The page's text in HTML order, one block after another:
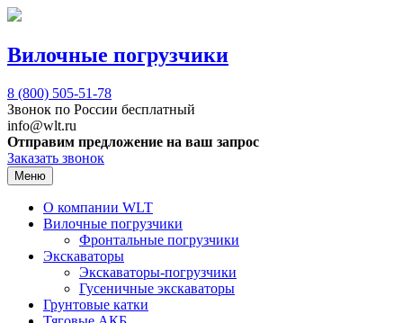
Вилочные погрузчики
8 (800) 505-51-78
Звонок по России бесплатный
info@wlt.ru
Отправим предложение на ваш запрос
Заказать звонок
Меню
О компании WLT
Вилочные погрузчики
Фронтальные погрузчики
Экскаваторы
Экскаваторы-погрузчики
Гусеничные экскаваторы
Грунтовые катки